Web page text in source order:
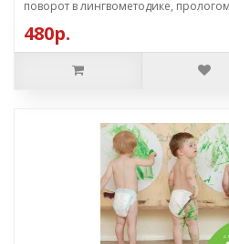
поворот в лингвометодике,
480р.